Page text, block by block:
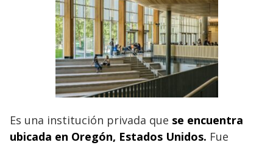
Es una institución privada que se encuentra
ubicada en Oregón, Estados Unidos. Fue